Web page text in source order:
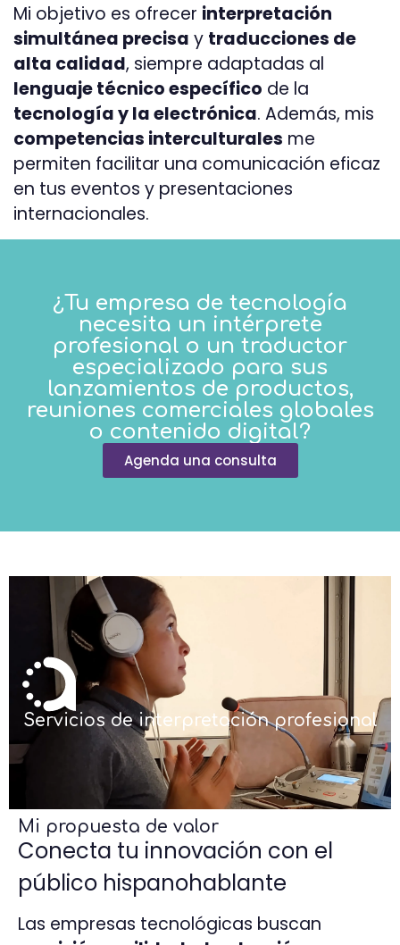
Mi objetivo es ofrecer interpretación
simultánea precisa y traducciones de
alta calidad, siempre adaptadas al
lenguaje técnico específico de la
tecnología y la electrónica. Además, mis
competencias interculturales me
permiten facilitar una comunicación eficaz
en tus eventos y presentaciones
internacionales.
¿Tu empresa de tecnología
necesita un intérprete
profesional o un traductor
especializado para sus
lanzamientos de productos,
reuniones comerciales globales
o contenido digital?
Agenda una consulta
Mi propuesta de valor
Conecta tu innovación con el
público hispanohablante
Las empresas tecnológicas buscan
Servicios de interpretación profesional